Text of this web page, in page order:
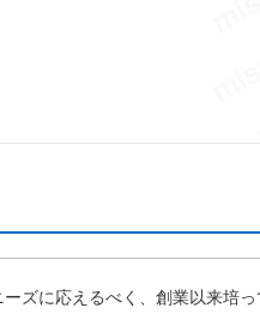
ーズに応えるべく、創業以来培